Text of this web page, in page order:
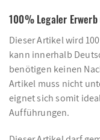
100% Legaler
Dieser Artikel wird
kann innerhalb
benötigen keinen
Artikel muss nicht
eignet sich somit
Aufführungen.